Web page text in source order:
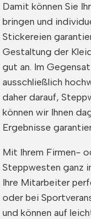
Damit können Sie
bringen und
Stickereien
Gestaltung der
gut an. Im
ausschließlich
daher darauf,
können wir Ihnen
Ergebnisse
Mit Ihrem Firmen-
Steppwesten ganz
Ihre Mitarbeiter
oder bei
und können auf